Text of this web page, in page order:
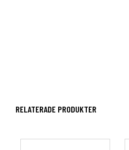
RELATERADE PRODUKTER